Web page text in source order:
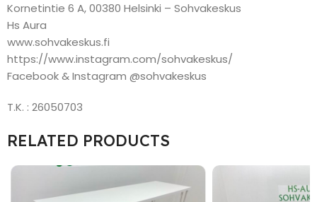
Kornetintie 6 A, 00380 Helsinki – Sohvakeskus
Hs Aura
www.sohvakeskus.fi
https://www.instagram.com/sohvakeskus/
Facebook & Instagram @sohvakeskus
T.K. : 26050703
RELATED PRODUCTS